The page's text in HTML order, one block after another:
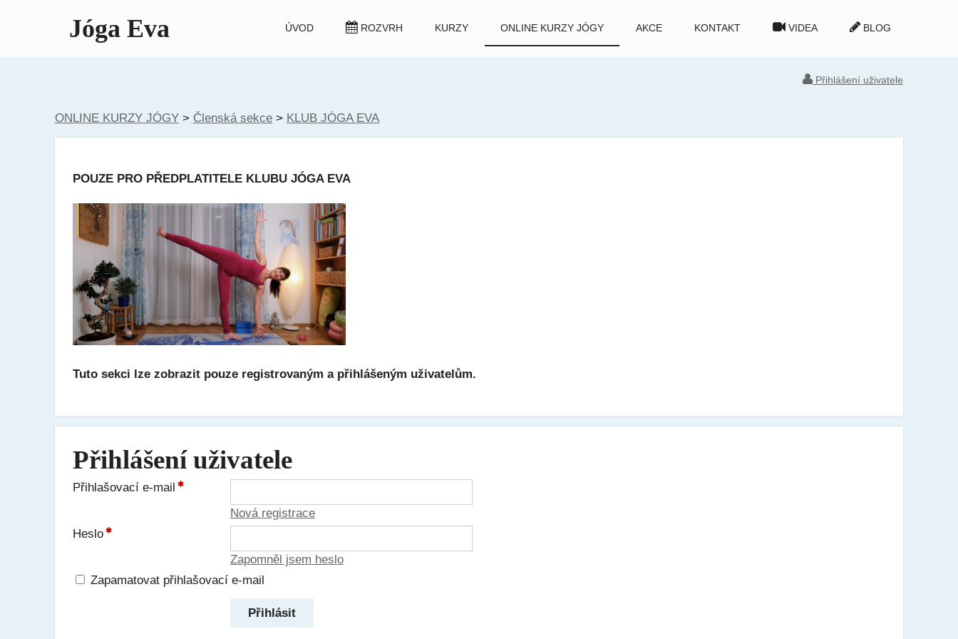
Jóga Eva ÚVOD ROZVRH KURZY ONLINE KURZY JÓGY AKCE KONTAKT VIDEA BLOG
Přihlášení uživatele
ONLINE KURZY JÓGY > Členská sekce > KLUB JÓGA EVA
POUZE PRO PŘEDPLATITELE KLUBU JÓGA EVA
Tuto sekci lze zobrazit pouze registrovaným a přihlášeným uživatelům.
Přihlášení uživatele
Přihlašovací e-mail
Nová registrace
Heslo
Zapomněl jsem heslo
Zapamatovat přihlašovací e-mail